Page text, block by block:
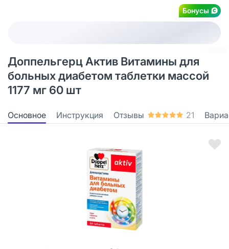
Бонусы
Доппельгерц Актив Витамины для
больных диабетом таблетки массой
1177 мг 60 шт
Основное Инструкция Отзывы 21